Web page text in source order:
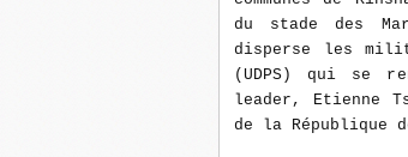
du stade des
disperse les
(UDPS) qui se
leader, Etienne
de la République